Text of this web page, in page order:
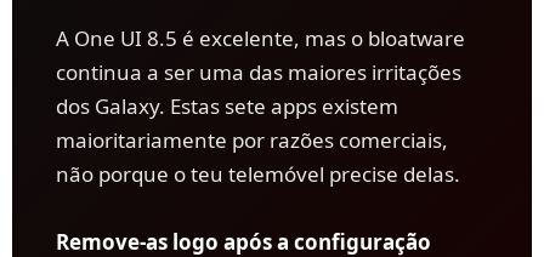
A One UI 8.5 é excelente, mas o bloatware
continua a ser uma das maiores irritações
dos Galaxy. Estas sete apps existem
maioritariamente por razões comerciais,
não porque o teu telemóvel precise delas.
Remove-as logo após a configuração